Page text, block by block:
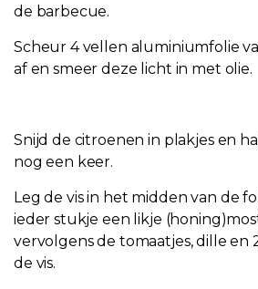
de barbecue.
Scheur 4 vellen aluminiumfolie
af en smeer deze licht in met olie.
Snijd de citroenen in plakjes en
nog een keer.
Leg de vis in het midden van de
ieder stukje een likje
vervolgens de tomaatjes, dille en
de vis.